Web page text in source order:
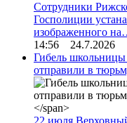
Сотрудники
Госполиции
изображенного
14:56 24.7.2026
Гибель школьницы
отправили в
22 июля